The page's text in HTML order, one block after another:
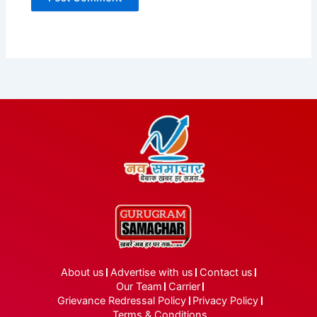
About us Advertise with us Contact us
Our Team Carrier
Grievance Redressal Policy Privacy Policy